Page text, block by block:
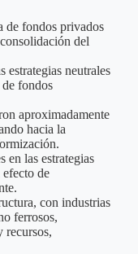
de fondos privados
del
estrategias neutrales
fondos
aproximadamente
hacia la
en las estrategias
de
con industrias
ferrosos,
recursos,